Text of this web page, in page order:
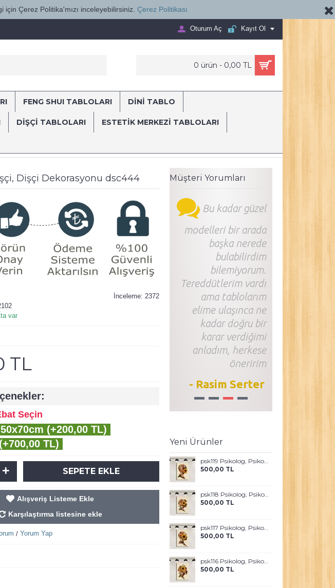
Çerez Politika'mızı inceleyebilirsiniz. Çerez Politikası
Oturum Aç Kayıt Ol
0 ürün - 0,00 TL
FENG SHUI TABLOLARI DİNİ TABLO
DIŞÇI TABLOLARI ESTETIK MERKEZI TABLOLARI
SÜRAT KARGO İLE...
Ağız ve Diş Polikliniği, Dişçi Tabloları Dekoratif Diş, Dekoratif
Müşteri Yorumları
Bu kadar güzel
modelleri bir arada
başka nerede
bulabilirdim
bilemiyorum.
Tereddütlerim vardı
ama tablolarım
elime ulaşınca ne
kadar doğru bir
karar verdiğimi
anladım, herkese
öneririm
- Rasim Serter
1 2 3 4
Yeni Ürünler
psk119 Psikolog, Psikoterapi ve Psikiyatri Merkezi, Terapi Odası Tablosu Sanatla Terapi
500,00 TL
psk118 Psikolog, Psikoterapi ve Psikiyatri Merkezi, Terapi Odası Tablosu Sanatla Terapi
500,00 TL
psk117 Psikolog, Psikoterapi ve Psikiyatri Merkezi, Terapi Odası Tablosu Sanatla Terapi
500,00 TL
psk116 Psikolog, Psikoterapi ve Psikiyatri Merkezi, Terapi Odası Tablosu Sanatla Terapi
500,00 TL
Dişçi Dekorasyonu dsc444
İnceleme: 2372
var
TL
Seçin
50x70cm (+200,00 TL)
TL)
+ SEPETE EKLE
Alışveriş Listeme Ekle
Karşılaştırma listesine ekle
/ Yorum Yap